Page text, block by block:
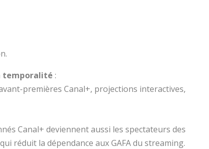
temporalité :
premières Canal+, projections interactives,
Canal+ deviennent aussi les spectateurs des
réduit la dépendance aux GAFA du streaming.